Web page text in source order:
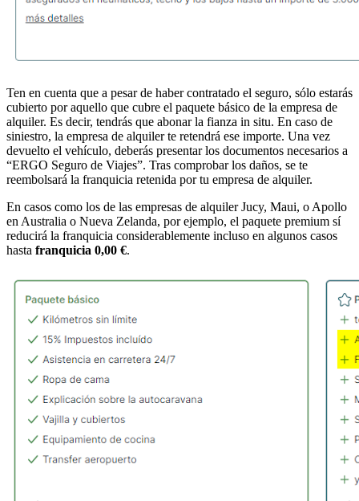
Ten en cuenta que a pesar de haber contratado el seguro, sólo estarás
cubierto por aquello que cubre el paquete básico de la empresa de
alquiler. Es decir, tendrás que abonar la fianza in situ. En caso de
siniestro, la empresa de alquiler te retendrá ese importe. Una vez
devuelto el vehículo, deberás presentar los documentos necesarios a
“ERGO Seguro de Viajes”. Tras comprobar los daños, se te
reembolsará la franquicia retenida por tu empresa de alquiler.
En casos como los de las empresas de alquiler Jucy, Maui, o Apollo
en Australia o Nueva Zelanda, por ejemplo, el paquete premium sí
reducirá la franquicia considerablemente incluso en algunos casos
hasta franquicia 0,00 €.